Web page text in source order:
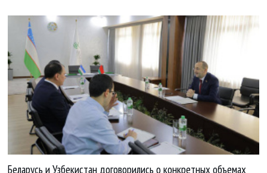
Беларусь и Узбекистан договорились о конкретных объемах